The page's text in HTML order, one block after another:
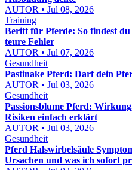
AUTOR • Jul 08, 2026
Training
Beritt für Pferde: So findest
teure Fehler
AUTOR • Jul 07, 2026
Gesundheit
Pastinake Pferd: Darf dein
AUTOR • Jul 03, 2026
Gesundheit
Passionsblume Pferd:
Risiken einfach erklärt
AUTOR • Jul 03, 2026
Gesundheit
Pferd Halswirbelsäule
Ursachen und was ich sofort